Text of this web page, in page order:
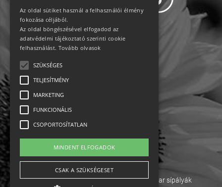
Adatvédelem
Impresszum-kapcsolat
English
Ebike Osztrák sípályák Magyar sípályák
Az oldal sütiket használ a felhasználói élmény
fokozása céljából.
Az oldal böngészésével elfogadod az
adatvédelmi tájékoztató szerinti cookie
felhasználást. Tovább olvasok
SZÜKSÉGES
TELJESÍTMÉNY
MARKETING
FUNKCIONÁLIS
CSOPORTOSÍTATLAN
MINDENT ELFOGADOK
CSAK A SZÜKSÉGESET